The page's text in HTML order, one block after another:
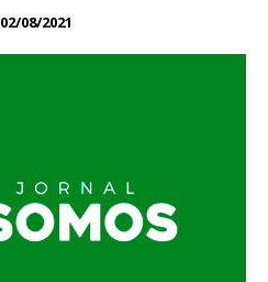
02/08/2021